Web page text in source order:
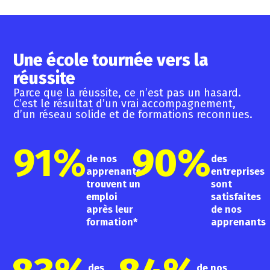
et
outils
numériques.
immobilier.
et
éco-
conception.
et
relation
vous
préparerons
l’examen
d’accès
Une école tournée vers la
réussite
Parce que la réussite, ce n’est pas un hasard.
C’est le résultat d’un vrai accompagnement,
d’un réseau solide et de formations reconnues.
de nos
apprenants
trouvent un
emploi
après leur
formation*
91%
des
entreprises
sont
satisfaites
de nos
apprenants
90%